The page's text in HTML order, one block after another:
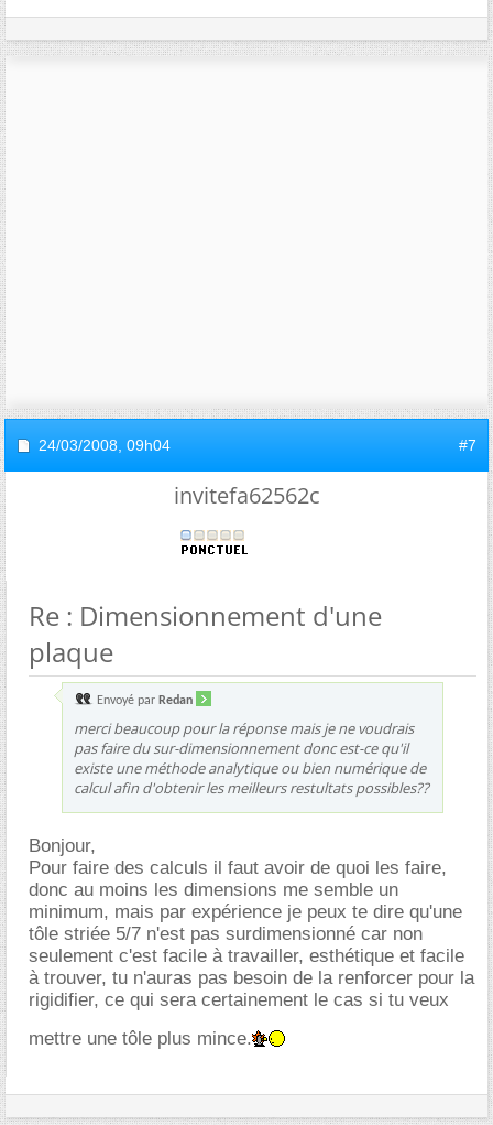
24/03/2008, 09h04 #7
invitefa62562c
Re : Dimensionnement d'une
plaque
Envoyé par Redan
merci beaucoup pour la réponse mais je ne voudrais
pas faire du sur-dimensionnement donc est-ce qu'il
existe une méthode analytique ou bien numérique de
calcul afin d'obtenir les meilleurs restultats possibles??
Bonjour,
Pour faire des calculs il faut avoir de quoi les faire,
donc au moins les dimensions me semble un
minimum, mais par expérience je peux te dire qu'une
tôle striée 5/7 n'est pas surdimensionné car non
seulement c'est facile à travailler, esthétique et facile
à trouver, tu n'auras pas besoin de la renforcer pour la
rigidifier, ce qui sera certainement le cas si tu veux
mettre une tôle plus mince.